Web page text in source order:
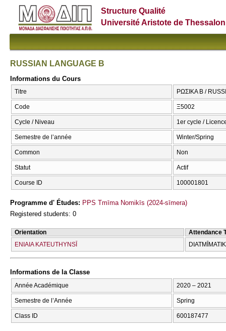
Structure Qualité
Université Aristote de
RUSSIAN LANGUAGE B
Informations du Cours
Titre ΡΩΣΙΚΑ Β /
Code Ξ5002
Cycle / Niveau 1er cycle /
Semestre de l’année Winter/Spring
Common Non
Statut Actif
Course ID 100001801
Programme d' Études: PPS Tmīma Nomikīs (2024-sīmera)
Registered students: 0
Orientation
Attendance
ENIAIA KATEUTHYNSĪ
Informations de la Classe
Année Académique 2020 – 2021
Semestre de l’Année Spring
Class ID 600187477